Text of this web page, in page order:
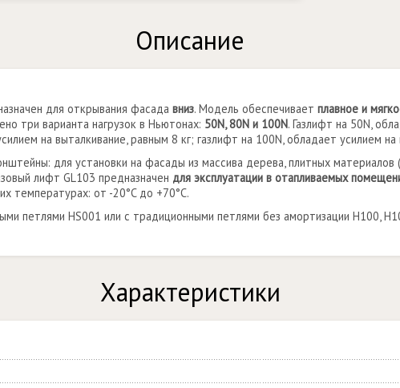
Описание
для открывания фасада вниз. Модель обеспечивает плавное и
три варианта нагрузок в Ньютонах: 50N, 80N и 100N. Газлифт на 50N,
на выталкивание, равным 8 кг; газлифт на 100N, обладает усилием
для установки на фасады из массива дерева, плитных
лифт GL103 предназначен для эксплуатации в отапливаемых
температурах: от -20°C до +70°C.
петлями HS001 или с традиционными петлями без амортизации Н100,
Характеристики